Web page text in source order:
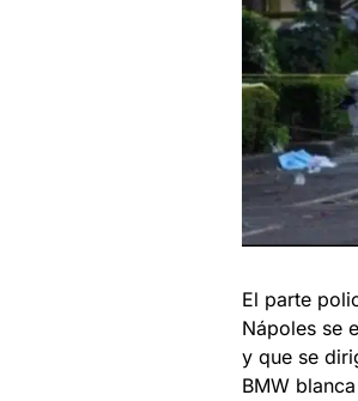
El parte
Nápoles se
y que se
BMW